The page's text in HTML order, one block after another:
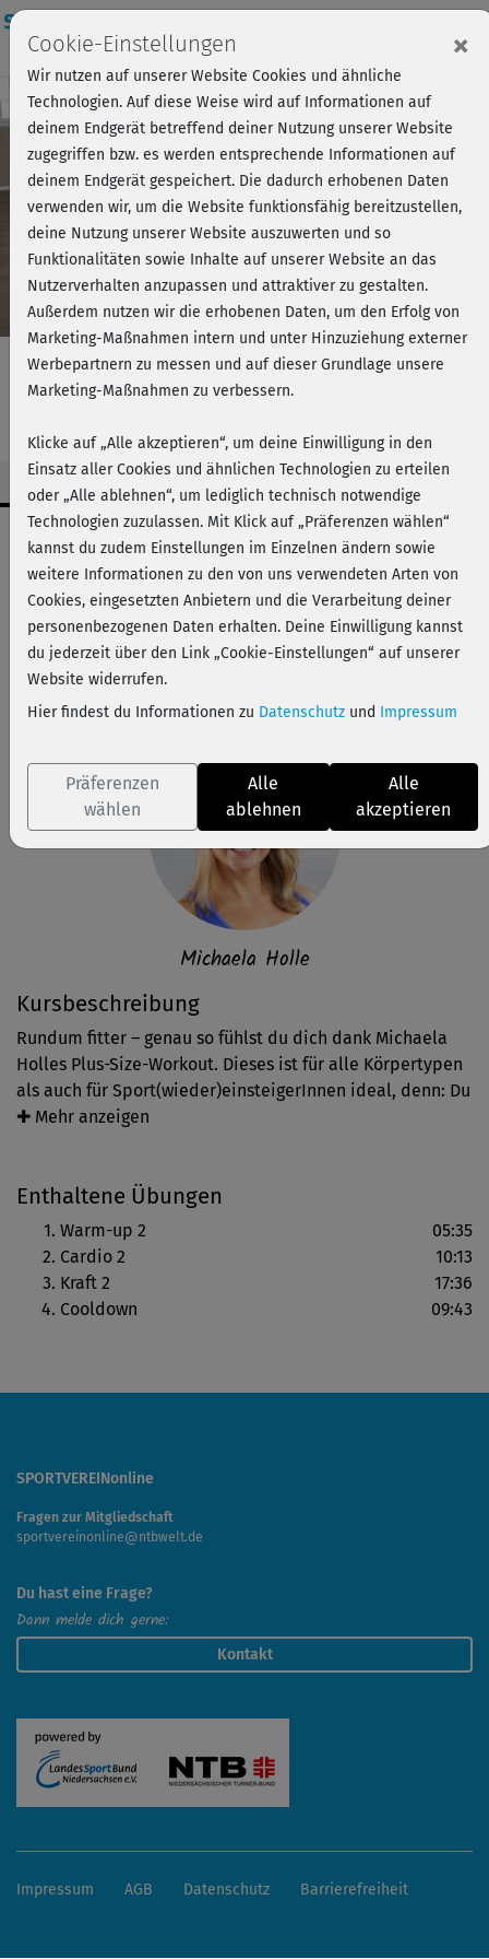
Play
Video
Kursvorschau - Jetzt mitmachen!
Plus Size Workout 2
Kursbeschreibung
Rundum fitter – genau so fühlst du dich dank Michaela
Holles Plus-Size-Workout. Dieses ist für alle Körpertypen
als auch für Sport(wieder)einsteigerInnen ideal, denn: Du
verbesserst nicht nur sanft deine Ausdauer, sondern
Hinweis: Achte auf Michaelas Hinweise zur richtigen
Ausführung – und darauf was für dich und deinen Körper
das Richtige ist. Co-Presenterin Kim zeigt dir einfachere
Alternativen. Bleibe bei deinem Tempo und steigere dich
Schritt für Schritt.
✚ Mehr anzeigen
Enthaltene Übungen
Warm-up 2
05:35
Cardio 2
10:13
Kraft 2
17:36
Cooldown
09:43
Workout-Facts
leicht
43 Min
206 kcal
Michaela Holle
Matte, Handtuch
Michaela Holle
SPORTVEREINonline
Fragen zur Mitgliedschaft
sportvereinonline@ntbwelt.de
Du hast eine Frage?
Dann melde dich gerne:
Kontakt
Impressum AGB Datenschutz Barrierefreiheit
Cookie-Einstellungen ×
Wir nutzen auf unserer Website Cookies und ähnliche
Technologien. Auf diese Weise wird auf Informationen auf
deinem Endgerät betreffend deiner Nutzung unserer Website
zugegriffen bzw. es werden entsprechende Informationen auf
deinem Endgerät gespeichert. Die dadurch erhobenen Daten
verwenden wir, um die Website funktionsfähig bereitzustellen,
deine Nutzung unserer Website auszuwerten und so
Funktionalitäten sowie Inhalte auf unserer Website an das
Nutzerverhalten anzupassen und attraktiver zu gestalten.
Außerdem nutzen wir die erhobenen Daten, um den Erfolg von
Marketing-Maßnahmen intern und unter Hinzuziehung externer
Werbepartnern zu messen und auf dieser Grundlage unsere
Marketing-Maßnahmen zu verbessern.
Klicke auf „Alle akzeptieren“, um deine Einwilligung in den
Einsatz aller Cookies und ähnlichen Technologien zu erteilen
oder „Alle ablehnen“, um lediglich technisch notwendige
Technologien zuzulassen. Mit Klick auf „Präferenzen wählen“
kannst du zudem Einstellungen im Einzelnen ändern sowie
weitere Informationen zu den von uns verwendeten Arten von
Cookies, eingesetzten Anbietern und die Verarbeitung deiner
personenbezogenen Daten erhalten. Deine Einwilligung kannst
du jederzeit über den Link „Cookie-Einstellungen“ auf unserer
Website widerrufen.
Hier findest du Informationen zu Datenschutz und Impressum
Präferenzen
wählen
Alle
ablehnen
Alle
akzeptieren